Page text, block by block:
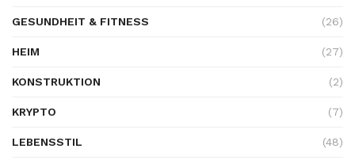
GESUNDHEIT & FITNESS (26)
HEIM (27)
KONSTRUKTION (2)
KRYPTO (7)
LEBENSSTIL (48)